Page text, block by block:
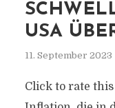
USA
11. September 2023
Click to rate this